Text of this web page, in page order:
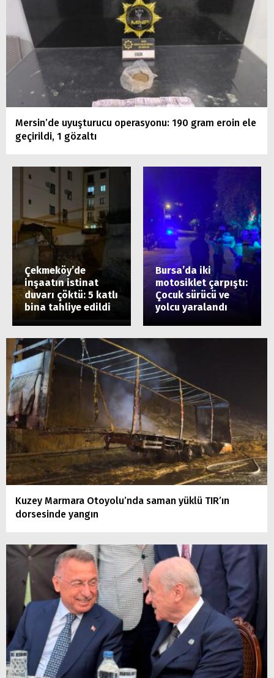
Mersin’de uyuşturucu operasyonu: 190 gram eroin ele
geçirildi, 1 gözaltı
Çekmeköy’de
inşaatın istinat
duvarı çöktü: 5 katlı
bina tahliye edildi
Bursa’da iki
motosiklet çarpıştı:
Çocuk sürücü ve
yolcu yaralandı
Kuzey Marmara Otoyolu’nda saman yüklü TIR’ın
dorsesinde yangın